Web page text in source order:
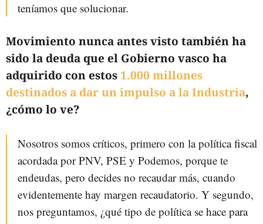
teníamos que solucionar.
Movimiento nunca antes visto también ha
sido la deuda que el Gobierno vasco ha
adquirido con estos 1.000 millones
destinados a dar un impulso a la Industria,
¿cómo lo ve?
Nosotros somos críticos, primero con la política fiscal
acordada por PNV, PSE y Podemos, porque te
endeudas, pero decides no recaudar más, cuando
evidentemente hay margen recaudatorio. Y segundo,
nos preguntamos, ¿qué tipo de política se hace para